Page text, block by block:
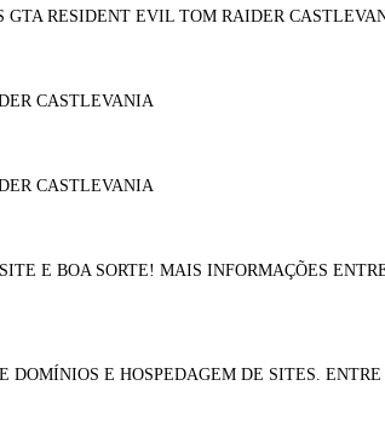
RESIDENT EVIL TOM RAIDER
CASTLEVANIA
CASTLEVANIA
E BOA SORTE! MAIS INFORMAÇÕES
DOMÍNIOS E HOSPEDAGEM DE SITES.